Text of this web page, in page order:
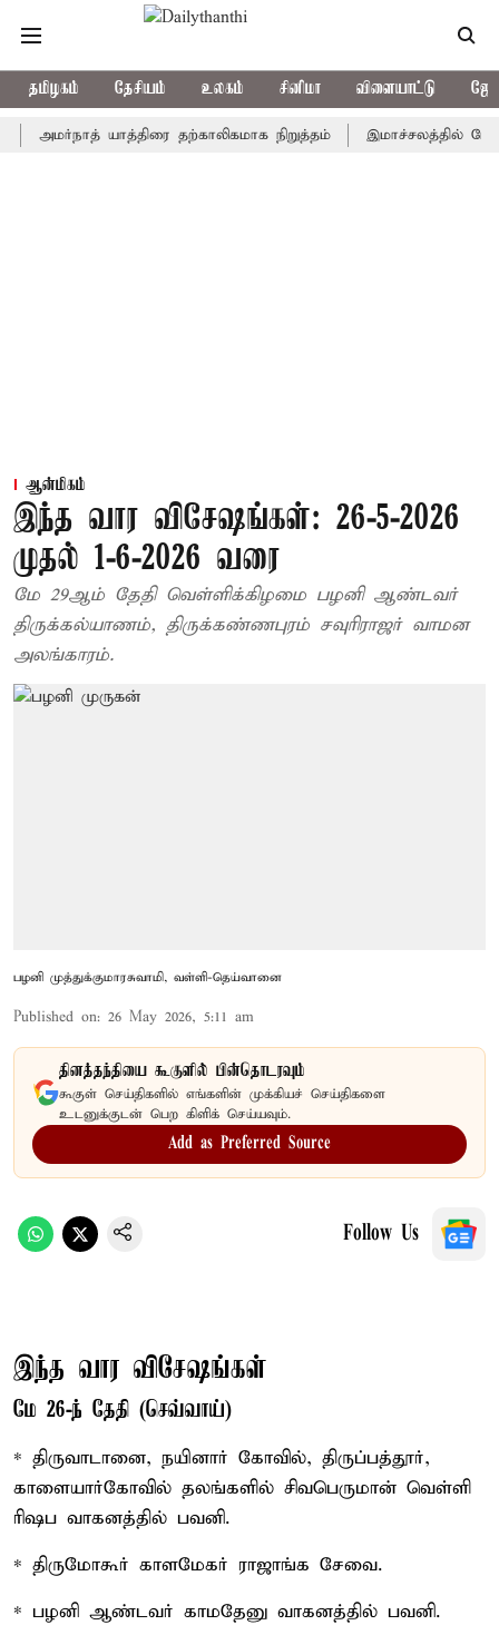
தமிழகம் தேசியம் உலகம் சினிமா விளையாட்டு
யாத்திரை தற்காலிகமாக நிறுத்தம் இமாச்சலத்தில் பேருந்து
ஆன்மிகம்
இந்த வார விசேஷங்கள்: 26-5-2026
முதல் 1-6-2026 வரை
மே 29ஆம் தேதி வெள்ளிக்கிழமை பழனி ஆண்டவர்
திருக்கல்யாணம், திருக்கண்ணபுரம் சவுரிராஜர் வாமன
அலங்காரம்.
பழனி முத்துக்குமாரசுவாமி, வள்ளி-தெய்வானை
Published on: 26 May 2026, 5:11 am
தினத்தந்தியை கூகுளில் பின்தொடரவும்
கூகுள் செய்திகளில் எங்களின் முக்கியச் செய்திகளை
உடனுக்குடன் பெற கிளிக் செய்யவும்.
Add as Preferred Source
Follow Us
இந்த வார விசேஷங்கள்
மே 26-ந் தேதி (செவ்வாய்)
* திருவாடானை, நயினார் கோவில், திருப்பத்தூர்,
காளையார்கோவில் தலங்களில் சிவபெருமான் வெள்ளி
ரிஷப வாகனத்தில் பவனி.
* திருமோகூர் காளமேகர் ராஜாங்க சேவை.
* பழனி ஆண்டவர் காமதேனு வாகனத்தில் பவனி.